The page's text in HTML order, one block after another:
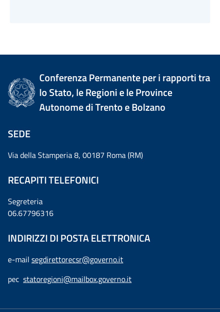
Conferenza Permanente per i rapporti tra
lo Stato, le Regioni e le Province
Autonome di Trento e Bolzano
SEDE
Via della Stamperia 8, 00187 Roma (RM)
RECAPITI TELEFONICI
Segreteria
06.67796316
INDIRIZZI DI POSTA ELETTRONICA
e-mail segdirettorecsr@governo.it
pec statoregioni@mailbox.governo.it